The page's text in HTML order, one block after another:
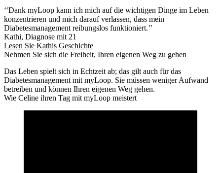
‘‘Dank myLoop kann ich mich auf die wichtigen Dinge im Leben
konzentrieren und mich darauf verlassen, dass mein
Diabetesmanagement reibungslos funktioniert.’’
Kathi, Diagnose mit 21
Lesen Sie Kathis Geschichte
Nehmen Sie sich die Freiheit, Ihren eigenen Weg zu gehen
Das Leben spielt sich in Echtzeit ab; das gilt auch für das
Diabetesmanagement mit myLoop. Sie müssen weniger Aufwand
betreiben und können Ihren eigenen Weg gehen.
Wie Celine ihren Tag mit myLoop meistert